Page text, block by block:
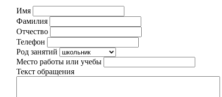
Имя
Фамилия
Отчество
Телефон
Род занятий
Место работы или учебы
Текст обращения